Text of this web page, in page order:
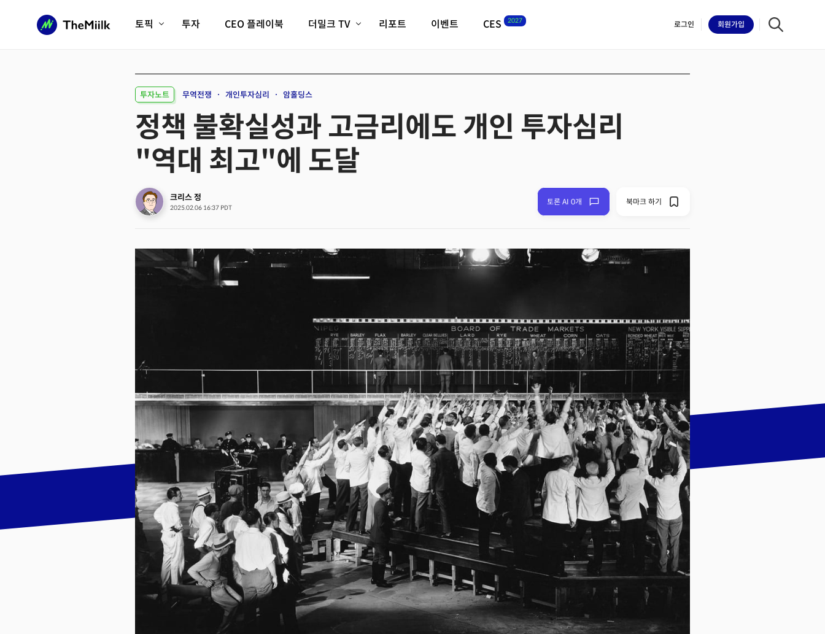
토픽
피지컬AI/로봇
AX비즈니스혁명 미래 교육/직업
전체 기사 보기
투자 CEO 플레이북 더밀크 TV
크리스의 뉴욕 시그널
더밀크 아카데미
더웨이브/트렌드쇼
리포트 이벤트 CES 2027
필드 가이드
CES2027 with TheMiilk
로그인 회원가입
투자노트 무역전쟁 개인투자심리 암홀딩스
정책 불확실성과 고금리에도 개인 투자심리
"역대 최고"에 도달
크리스 정
2025.02.06 16:37 PDT
토론 AI 0개 북마크 하기